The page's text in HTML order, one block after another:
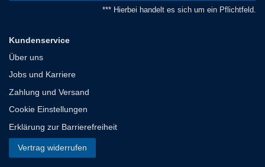
*** Hierbei handelt es sich um ein Pflichtfeld.
Kundenservice
Über uns
Jobs und Karriere
Zahlung und Versand
Cookie Einstellungen
Erklärung zur Barrierefreiheit
Vertrag widerrufen